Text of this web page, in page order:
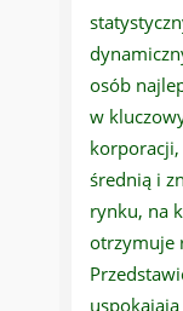
osób
w
korporacji,
średnią i
rynku, na
otrzymuje